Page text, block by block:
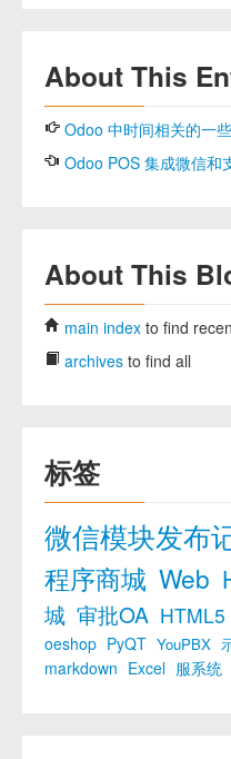
About This
Odoo 中时间相关的一
Odoo POS 集成微信和
About This
main index to find
archives to find all
标签
微信模块发布
程序商城 Web
城 审批OA HTML5
oeshop PyQT YouPBX
markdown Excel 服系统